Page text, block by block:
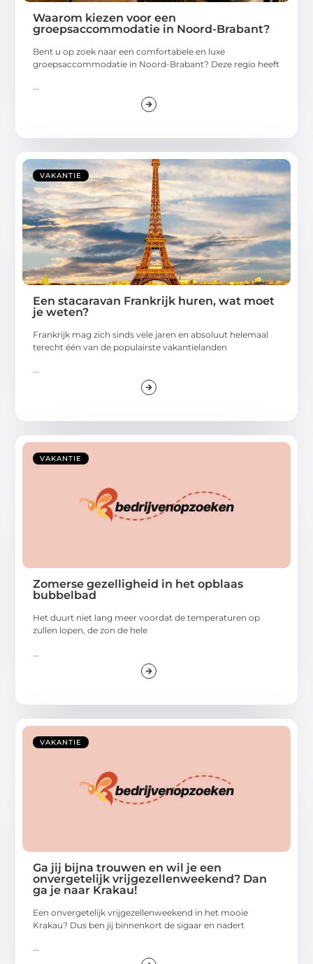
Waarom kiezen voor een
groepsaccommodatie in Noord-Brabant?
Bent u op zoek naar een comfortabele en luxe
groepsaccommodatie in Noord-Brabant? Deze regio heeft
...
VAKANTIE
Een stacaravan Frankrijk huren, wat moet
je weten?
Frankrijk mag zich sinds vele jaren en absoluut helemaal
terecht één van de populairste vakantielanden
...
VAKANTIE
Zomerse gezelligheid in het opblaas
bubbelbad
Het duurt niet lang meer voordat de temperaturen op
zullen lopen, de zon de hele
VAKANTIE
Ga jij bijna trouwen en wil je een
onvergetelijk vrijgezellenweekend? Dan
ga je naar Krakau!
Een onvergetelijk vrijgezellenweekend in het mooie
Krakau? Dus ben jij binnenkort de sigaar en nadert
...